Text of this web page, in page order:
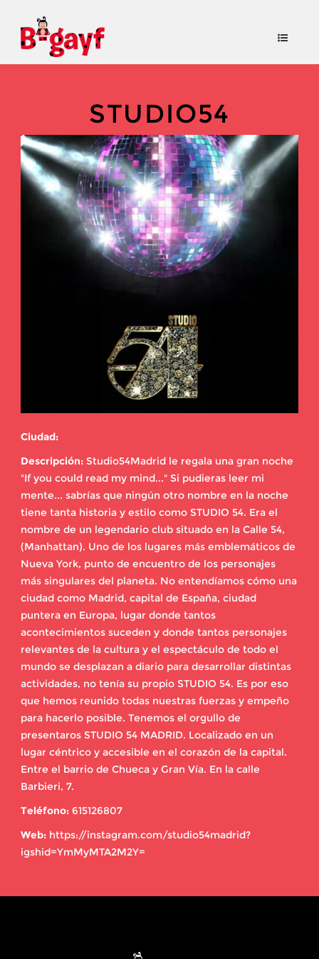
STUDIO54
Ciudad:
Descripción: Studio54Madrid le regala una gran noche
"If you could read my mind..." Si pudieras leer mi
mente... sabrías que ningún otro nombre en la noche
tiene tanta historia y estilo como STUDIO 54. Era el
nombre de un legendario club situado en la Calle 54,
(Manhattan). Uno de los lugares más emblemáticos de
Nueva York, punto de encuentro de los personajes
más singulares del planeta. No entendíamos cómo una
ciudad como Madrid, capital de España, ciudad
puntera en Europa, lugar donde tantos
acontecimientos suceden y donde tantos personajes
relevantes de la cultura y el espectáculo de todo el
mundo se desplazan a diario para desarrollar distintas
actividades, no tenía su propio STUDIO 54. Es por eso
que hemos reunido todas nuestras fuerzas y empeño
para hacerlo posible. Tenemos el orgullo de
presentaros STUDIO 54 MADRID. Localizado en un
lugar céntrico y accesible en el corazón de la capital.
Entre el barrio de Chueca y Gran Vía. En la calle
Barbieri, 7.
Teléfono: 615126807
Web: https://instagram.com/studio54madrid?
igshid=YmMyMTA2M2Y=